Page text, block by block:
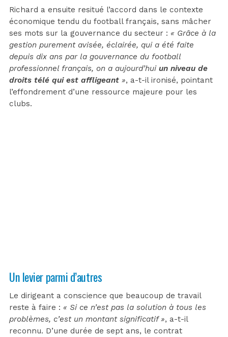
Richard a ensuite resitué l’accord dans le contexte
économique tendu du football français, sans mâcher
ses mots sur la gouvernance du secteur : « Grâce à la
gestion purement avisée, éclairée, qui a été faite
depuis dix ans par la gouvernance du football
professionnel français, on a aujourd’hui un niveau de
droits télé qui est affligeant », a-t-il ironisé, pointant
l’effondrement d’une ressource majeure pour les
clubs.
Un levier parmi d’autres
Le dirigeant a conscience que beaucoup de travail
reste à faire : « Si ce n’est pas la solution à tous les
problèmes, c’est un montant significatif », a-t-il
reconnu. D’une durée de sept ans, le contrat